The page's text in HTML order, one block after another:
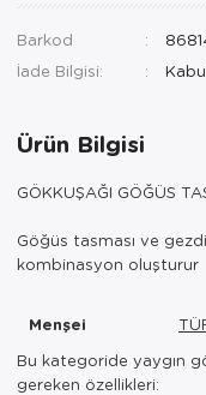
Barkod
İade Bilgisi:
Ürün Bilgisi
GÖKKUŞAĞI GÖĞÜS
Göğüs tasması ve
kombinasyon oluşturur
Menşei
Bu kategoride yaygın
gereken özellikleri: